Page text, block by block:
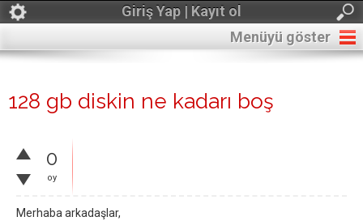
Giriş Yap | Kayıt ol
Menüyü göster
128 gb diskin ne kadarı boş
0
oy
Merhaba arkadaşlar,